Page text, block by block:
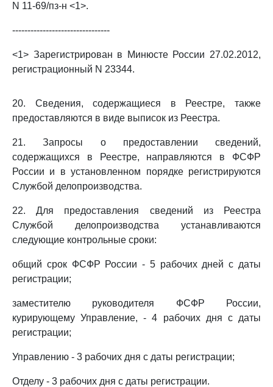
N 11-69/пз-н <1>.
--------------------------------
<1> Зарегистрирован в Минюсте России 27.02.2012,
регистрационный N 23344.
20. Сведения, содержащиеся в Реестре, также
предоставляются в виде выписок из Реестра.
21. Запросы о предоставлении сведений,
содержащихся в Реестре, направляются в ФСФР
России и в установленном порядке регистрируются
Службой делопроизводства.
22. Для предоставления сведений из Реестра
Службой делопроизводства устанавливаются
следующие контрольные сроки:
общий срок ФСФР России - 5 рабочих дней с даты
регистрации;
заместителю руководителя ФСФР России,
курирующему Управление, - 4 рабочих дня с даты
регистрации;
Управлению - 3 рабочих дня с даты регистрации;
Отделу - 3 рабочих дня с даты регистрации.